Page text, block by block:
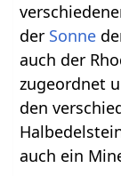
der Sonne
auch der
zugeordnet
den
auch ein